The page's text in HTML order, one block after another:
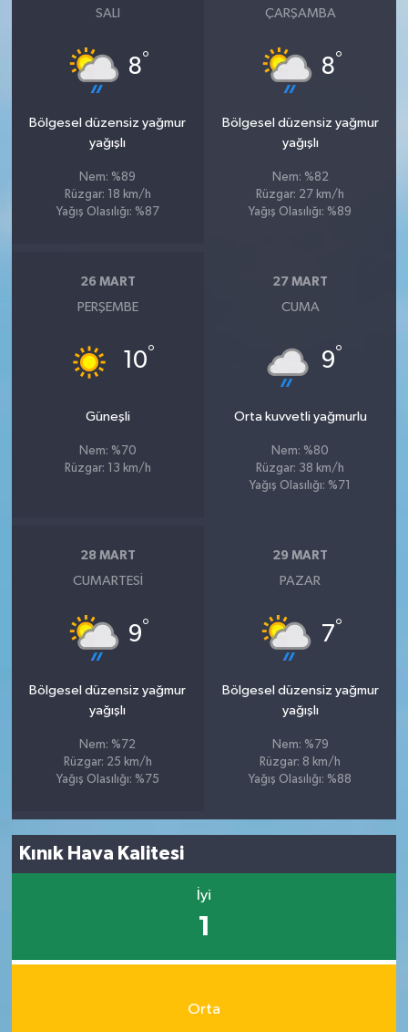
SALI
8°
Bölgesel düzensiz yağmur
yağışlı
Nem: %89
Rüzgar: 18 km/h
Yağış Olasılığı: %87
ÇARŞAMBA
8°
Bölgesel düzensiz yağmur
yağışlı
Nem: %82
Rüzgar: 27 km/h
Yağış Olasılığı: %89
26 MART
PERŞEMBE
10°
Güneşli
Nem: %70
Rüzgar: 13 km/h
27 MART
CUMA
9°
Orta kuvvetli yağmurlu
Nem: %80
Rüzgar: 38 km/h
Yağış Olasılığı: %71
28 MART
CUMARTESI
9°
Bölgesel düzensiz yağmur
yağışlı
Nem: %72
Rüzgar: 25 km/h
Yağış Olasılığı: %75
29 MART
PAZAR
7°
Bölgesel düzensiz yağmur
yağışlı
Nem: %79
Rüzgar: 8 km/h
Yağış Olasılığı: %88
Kınık Hava Kalitesi
İyi
1
Orta